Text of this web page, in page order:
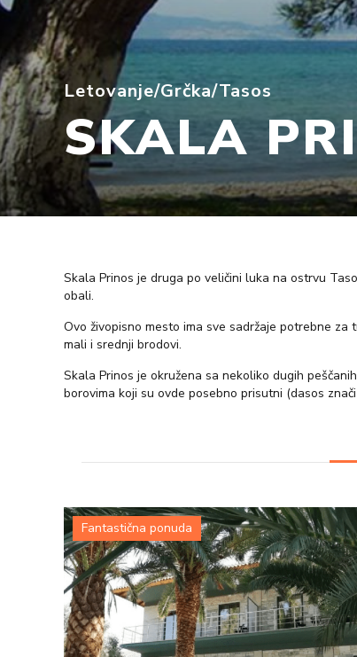
Letovanje/Grčka/Tasos
SKALA
Skala Prinos je druga po veličini luka na ostrvu
obali.
Ovo živopisno mesto ima sve sadržaje potrebne
mali i srednji brodovi.
Skala Prinos je okružena sa nekoliko dugih
borovima koji su ovde posebno prisutni (dasos
Fantastična ponuda
VIŠE INFORMACIJA